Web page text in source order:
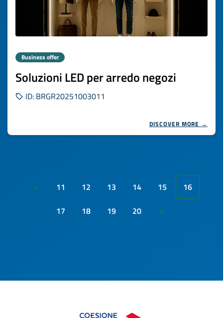
Business offer
Soluzioni LED per arredo negozi
ID: BRGR20251003011
DISCOVER MORE →
« 11 12 13 14 15
16
17
18 19 20 »